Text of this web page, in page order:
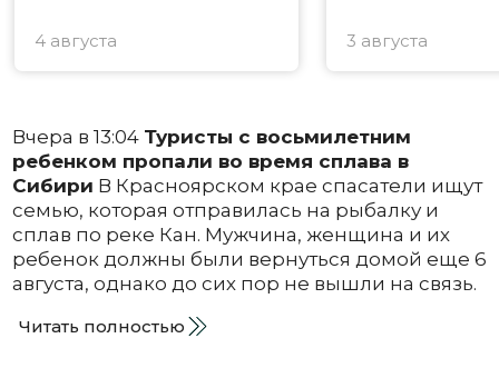
4 августа 3 августа
Вчера в 13:04 Туристы с восьмилетним
ребенком пропали во время сплава в
Сибири В Красноярском крае спасатели ищут
семью, которая отправилась на рыбалку и
сплав по реке Кан. Мужчина, женщина и их
ребенок должны были вернуться домой еще 6
августа, однако до сих пор не вышли на связь.
Читать полностью